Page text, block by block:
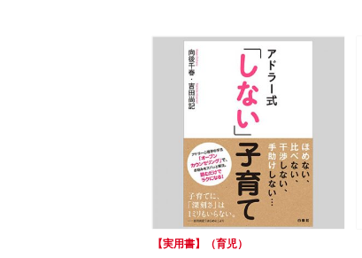
【実用書】（育児）